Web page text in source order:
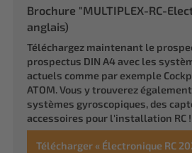
Brochure "MULTIPLEX-RC-
anglais)
Téléchargez maintenant le
prospectus DIN A4 avec les
actuels comme par exemple
ATOM. Vous y trouverez
systèmes gyroscopiques, des
accessoires pour l'installation RC !
Télécharger « Électronique RC